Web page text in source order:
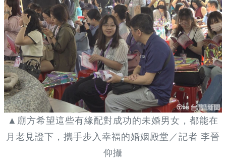
▲廟方希望這些有緣配對成功的未婚男女，都能在
月老見證下，攜手步入幸福的婚姻殿堂／記者 李晉
仰攝